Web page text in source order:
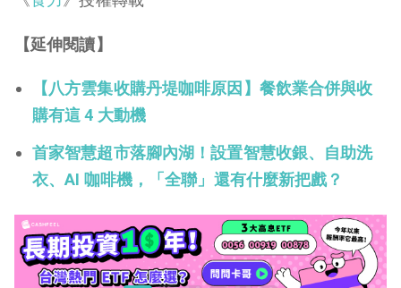
【延伸閱讀】
【八方雲集收購丹堤咖啡原因】餐飲業合併與收
購有這 4 大動機
首家智慧超市落腳內湖！設置智慧收銀、自助洗
衣、AI 咖啡機，「全聯」還有什麼新把戲？